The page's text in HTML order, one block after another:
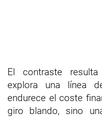
El contraste
explora una línea
endurece el coste
giro blando, sino